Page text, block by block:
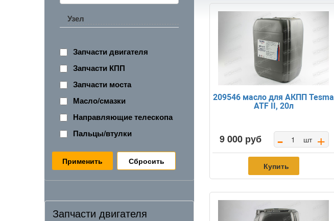
Узел
Запчасти двигателя
Запчасти КПП
Запчасти моста
Масло/смазки
Направляющие телескопа
Пальцы/втулки
Сбросить
Запчасти двигателя
209546 масло для АКПП Tesma
ATF II, 20л
9 000 руб - шт +
Купить